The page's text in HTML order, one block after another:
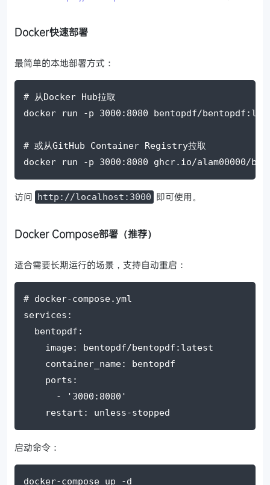
Docker快速部署
最简单的本地部署方式：
# 从Docker Hub拉取
docker run
-p 3000 :8080 bentopdf/
# 或从GitHub Container Registry拉取
docker run
-p 3000 :8080 ghcr.io/alam00000/
访问 http://localhost:3000 即可使用。
Docker Compose部署（推荐）
适合需要长期运行的场景，支持自动重启：
# docker-compose.yml
services :
  bentopdf
:
image: bentopdf/bentopdf : latest
container_name: bentopdf
ports :
-
'3000:8080'
restart : unless-stopped
启动命令：
docker-compose up -d